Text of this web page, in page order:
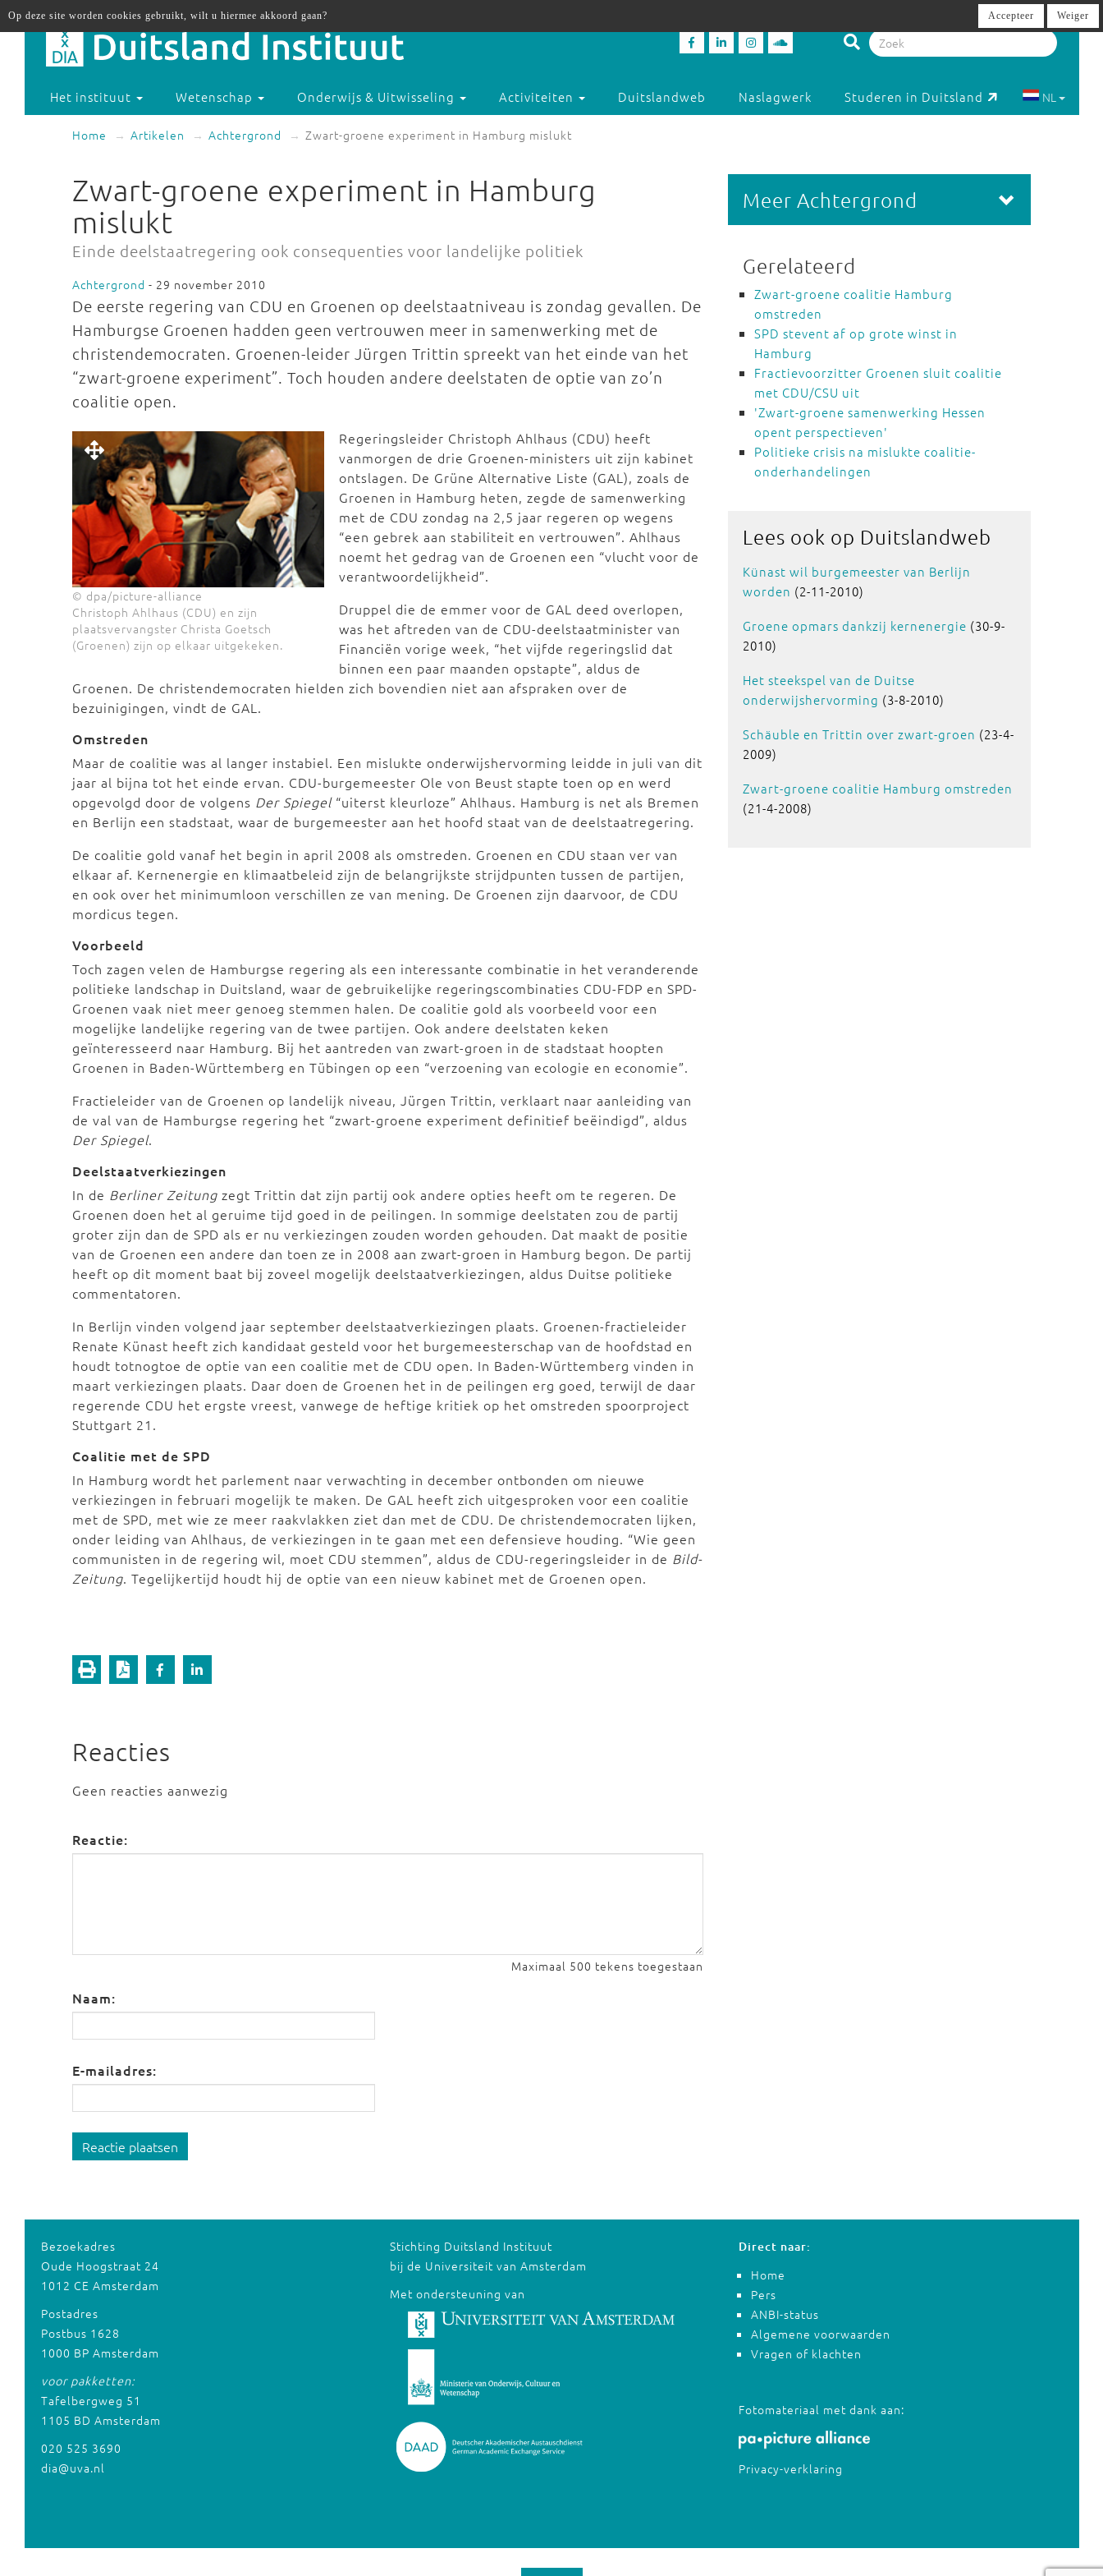
Het instituut Wetenschap Onderwijs & Uitwisseling Activiteiten Duitslandweb Naslagwerk Studeren in Duitsland NL
Home Artikelen Achtergrond Zwart-groene experiment in Hamburg mislukt
Zwart-groene experiment in Hamburg
mislukt
Einde deelstaatregering ook consequenties voor landelijke politiek
Achtergrond - 29 november 2010
De eerste regering van CDU en Groenen op deelstaatniveau is zondag gevallen. De
Hamburgse Groenen hadden geen vertrouwen meer in samenwerking met de
christendemocraten. Groenen-leider Jürgen Trittin spreekt van het einde van het
“zwart-groene experiment”. Toch houden andere deelstaten de optie van zo’n
coalitie open.
© dpa/picture-alliance
Christoph Ahlhaus (CDU) en zijn
plaatsvervangster Christa Goetsch
(Groenen) zijn op elkaar uitgekeken.
Regeringsleider Christoph Ahlhaus (CDU) heeft
vanmorgen de drie Groenen-ministers uit zijn kabinet
ontslagen. De Grüne Alternative Liste (GAL), zoals de
Groenen in Hamburg heten, zegde de samenwerking
met de CDU zondag na 2,5 jaar regeren op wegens
“een gebrek aan stabiliteit en vertrouwen”. Ahlhaus
noemt het gedrag van de Groenen een “vlucht voor de
verantwoordelijkheid”.
Druppel die de emmer voor de GAL deed overlopen,
was het aftreden van de CDU-deelstaatminister van
Financiën vorige week, “het vijfde regeringslid dat
binnen een paar maanden opstapte”, aldus de
Groenen. De christendemocraten hielden zich bovendien niet aan afspraken over de
bezuinigingen, vindt de GAL.
Omstreden
Maar de coalitie was al langer instabiel. Een mislukte onderwijshervorming leidde in juli van dit
jaar al bijna tot het einde ervan. CDU-burgemeester Ole von Beust stapte toen op en werd
opgevolgd door de volgens Der Spiegel“uiterst kleurloze” Ahlhaus. Hamburg is net als Bremen
en Berlijn een stadstaat, waar de burgemeester aan het hoofd staat van de deelstaatregering.
De coalitie gold vanaf het begin in april 2008 als omstreden. Groenen en CDU staan ver van
elkaar af. Kernenergie en klimaatbeleid zijn de belangrijkste strijdpunten tussen de partijen,
en ook over het minimumloon verschillen ze van mening. De Groenen zijn daarvoor, de CDU
mordicus tegen.
Voorbeeld
Toch zagen velen de Hamburgse regering als een interessante combinatie in het veranderende
politieke landschap in Duitsland, waar de gebruikelijke regeringscombinaties CDU-FDP en SPD-
Groenen vaak niet meer genoeg stemmen halen. De coalitie gold als voorbeeld voor een
mogelijke landelijke regering van de twee partijen. Ook andere deelstaten keken
geïnteresseerd naar Hamburg. Bij het aantreden van zwart-groen in de stadstaat hoopten
Groenen in Baden-Württemberg en Tübingen op een “verzoening van ecologie en economie”.
Fractieleider van de Groenen op landelijk niveau, Jürgen Trittin, verklaart naar aanleiding van
de val van de Hamburgse regering het “zwart-groene experiment definitief beëindigd”, aldus
Der Spiegel.
Deelstaatverkiezingen
In de Berliner Zeitung zegt Trittin dat zijn partij ook andere opties heeft om te regeren. De
Groenen doen het al geruime tijd goed in de peilingen. In sommige deelstaten zou de partij
groter zijn dan de SPD als er nu verkiezingen zouden worden gehouden. Dat maakt de positie
van de Groenen een andere dan toen ze in 2008 aan zwart-groen in Hamburg begon. De partij
heeft op dit moment baat bij zoveel mogelijk deelstaatverkiezingen, aldus Duitse politieke
commentatoren.
In Berlijn vinden volgend jaar september deelstaatverkiezingen plaats. Groenen-fractieleider
Renate Künast heeft zich kandidaat gesteld voor het burgemeesterschap van de hoofdstad en
houdt totnogtoe de optie van een coalitie met de CDU open. In Baden-Württemberg vinden in
maart verkiezingen plaats. Daar doen de Groenen het in de peilingen erg goed, terwijl de daar
regerende CDU het ergste vreest, vanwege de heftige kritiek op het omstreden spoorproject
Stuttgart 21.
Coalitie met de SPD
In Hamburg wordt het parlement naar verwachting in december ontbonden om nieuwe
verkiezingen in februari mogelijk te maken. De GAL heeft zich uitgesproken voor een coalitie
met de SPD, met wie ze meer raakvlakken ziet dan met de CDU. De christendemocraten lijken,
onder leiding van Ahlhaus, de verkiezingen in te gaan met een defensieve houding. “Wie geen
communisten in de regering wil, moet CDU stemmen”, aldus de CDU-regeringsleider in de Bild-
Zeitung. Tegelijkertijd houdt hij de optie van een nieuw kabinet met de Groenen open.
Reacties
Geen reacties aanwezig
Reactie:
Maximaal 500 tekens toegestaan
Naam:
E-mailadres:
Reactie plaatsen
Meer Achtergrond
Gerelateerd
Zwart-groene coalitie Hamburg
omstreden
SPD stevent af op grote winst in
Hamburg
Fractievoorzitter Groenen sluit coalitie
met CDU/CSU uit
'Zwart-groene samenwerking Hessen
opent perspectieven'
Politieke crisis na mislukte coalitie-
onderhandelingen
Lees ook op Duitslandweb
Künast wil burgemeester van Berlijn
worden (2-11-2010)
Groene opmars dankzij kernenergie (30-9-
2010)
Het steekspel van de Duitse
onderwijshervorming (3-8-2010)
Schäuble en Trittin over zwart-groen (23-4-
2009)
Zwart-groene coalitie Hamburg omstreden
(21-4-2008)
Bezoekadres
Oude Hoogstraat 24
1012 CE Amsterdam
Postadres
Postbus 1628
1000 BP Amsterdam
voor pakketten:
Tafelbergweg 51
1105 BD Amsterdam
020 525 3690
dia@uva.nl
Stichting Duitsland Instituut
bij de Universiteit van Amsterdam
Met ondersteuning van
Direct naar:
Home
Pers
ANBI-status
Algemene voorwaarden
Vragen of klachten
Fotomateriaal met dank aan:
Privacy-verklaring
Op deze site worden cookies gebruikt, wilt u hiermee akkoord gaan? Accepteer Weiger